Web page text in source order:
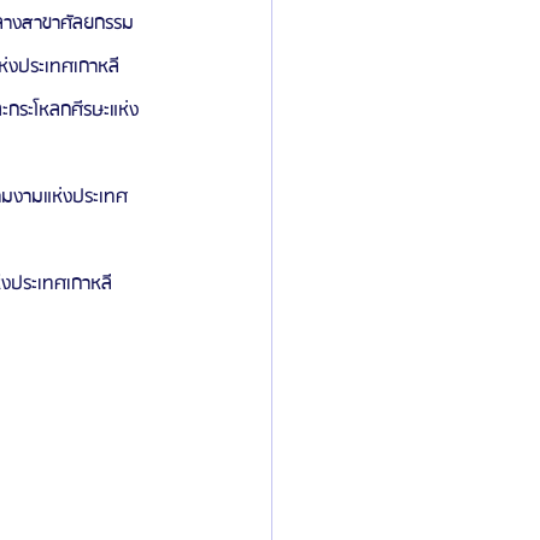
สาขาศัลยกรรม
ระเทศเกาหลี
ะโหลกศีรษะแห่ง
ามแห่งประเทศ
ะเทศเกาหลี